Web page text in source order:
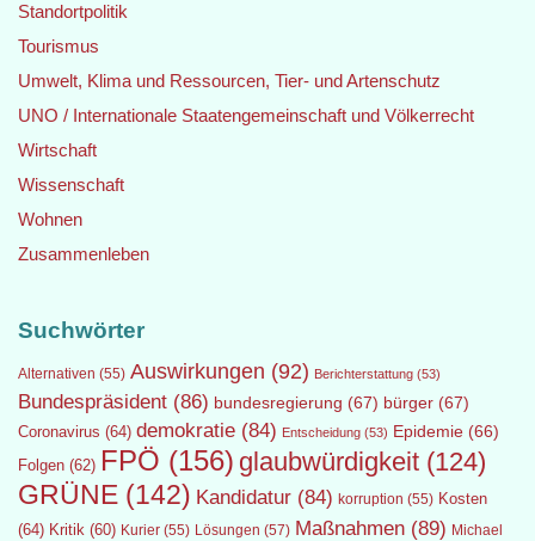
Standortpolitik
Tourismus
Umwelt, Klima und Ressourcen, Tier- und Artenschutz
UNO / Internationale Staatengemeinschaft und Völkerrecht
Wirtschaft
Wissenschaft
Wohnen
Zusammenleben
Suchwörter
Alternativen (55) Auswirkungen (92) Berichterstattung (53)
Bundespräsident (86) bundesregierung (67) bürger (67)
Coronavirus (64) demokratie (84) Entscheidung (53) Epidemie (66)
Folgen (62) FPÖ (156) glaubwürdigkeit (124)
GRÜNE (142) Kandidatur (84) korruption (55) Kosten
(64) Kritik (60) Kurier (55) Lösungen (57) Maßnahmen (89) Michael